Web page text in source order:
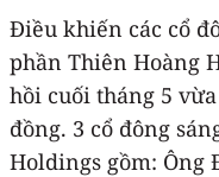
Điều khiến các cổ
phần Thiên Hoàng
hồi cuối tháng 5
đồng. 3 cổ đông
Holdings gồm: Ông